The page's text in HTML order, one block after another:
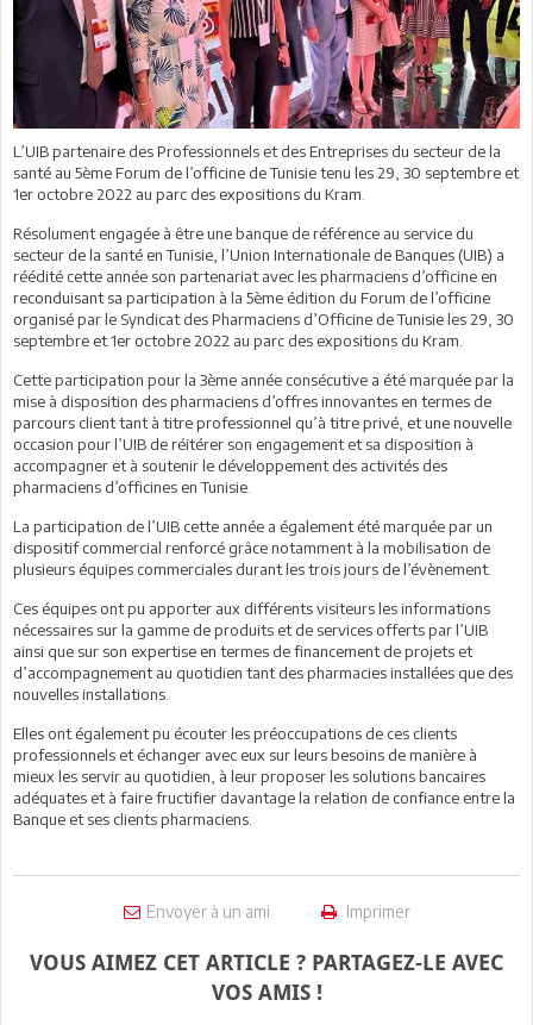
L’UIB partenaire des Professionnels et des Entreprises du secteur de la
santé au 5ème Forum de l’officine de Tunisie tenu les 29, 30 septembre et
1er octobre 2022 au parc des expositions du Kram.
Résolument engagée à être une banque de référence au service du
secteur de la santé en Tunisie, l’Union Internationale de Banques (UIB) a
réédité cette année son partenariat avec les pharmaciens d’officine en
reconduisant sa participation à la 5ème édition du Forum de l’officine
organisé par le Syndicat des Pharmaciens d’Officine de Tunisie les 29, 30
septembre et 1er octobre 2022 au parc des expositions du Kram.
Cette participation pour la 3ème année consécutive a été marquée par la
mise à disposition des pharmaciens d’offres innovantes en termes de
parcours client tant à titre professionnel qu’à titre privé, et une nouvelle
occasion pour l’UIB de réitérer son engagement et sa disposition à
accompagner et à soutenir le développement des activités des
pharmaciens d’officines en Tunisie.
La participation de l’UIB cette année a également été marquée par un
dispositif commercial renforcé grâce notamment à la mobilisation de
plusieurs équipes commerciales durant les trois jours de l’évènement.
Ces équipes ont pu apporter aux différents visiteurs les informations
nécessaires sur la gamme de produits et de services offerts par l’UIB
ainsi que sur son expertise en termes de financement de projets et
d’accompagnement au quotidien tant des pharmacies installées que des
nouvelles installations.
Elles ont également pu écouter les préoccupations de ces clients
professionnels et échanger avec eux sur leurs besoins de manière à
mieux les servir au quotidien, à leur proposer les solutions bancaires
adéquates et à faire fructifier davantage la relation de confiance entre la
Banque et ses clients pharmaciens.
Envoyer à un ami Imprimer
VOUS AIMEZ CET ARTICLE ? PARTAGEZ-LE AVEC
VOS AMIS !